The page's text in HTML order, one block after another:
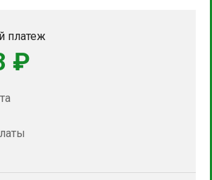
платеж
₽